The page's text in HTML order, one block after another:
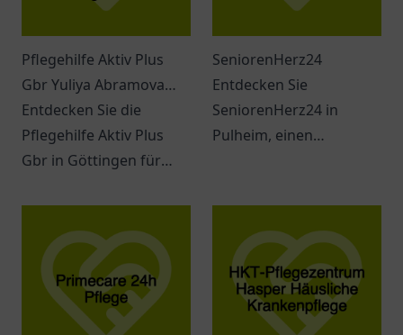
Pflegehilfe Aktiv Plus
Gbr Yuliya Abramova
und Elena Burlak
Ambulanter
Pflegedienst
Entdecken Sie die
Pflegehilfe Aktiv Plus
Gbr in Göttingen für
individueller
Unterstützung im Alltag.
SeniorenHerz24
Entdecken Sie
SeniorenHerz24 in
Pulheim, einen
Beratung.